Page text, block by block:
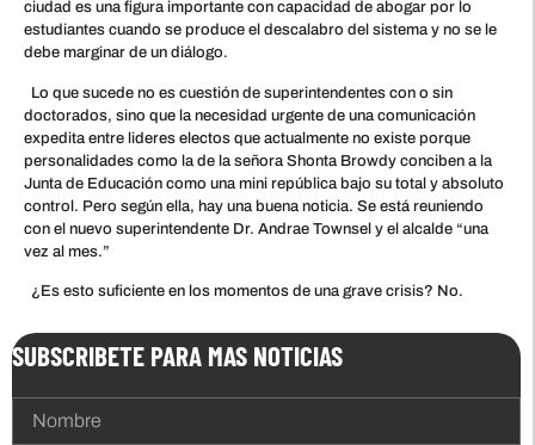
ciudad es una figura importante con capacidad de abogar por lo
estudiantes cuando se produce el descalabro del sistema y no se le
debe marginar de un diálogo.
Lo que sucede no es cuestión de superintendentes con o sin
doctorados, sino que la necesidad urgente de una comunicación
expedita entre lideres electos que actualmente no existe porque
personalidades como la de la señora Shonta Browdy conciben a la
Junta de Educación como una mini república bajo su total y absoluto
control. Pero según ella, hay una buena noticia. Se está reuniendo
con el nuevo superintendente Dr. Andrae Townsel y el alcalde “una
vez al mes.”
¿Es esto suficiente en los momentos de una grave crisis? No.
SUBSCRIBETE PARA MAS NOTICIAS